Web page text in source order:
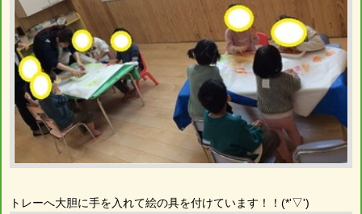
トレーへ大胆に手を入れて絵の具を付けています！！(*'▽')